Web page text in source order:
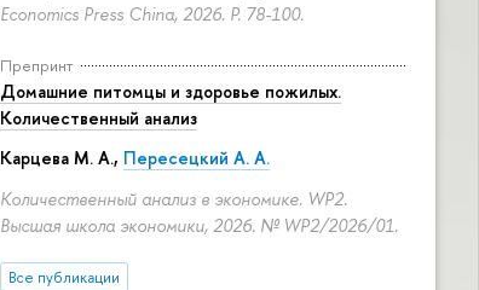
Economics Press China, 2026. P. 78-100.
Препринт
Домашние питомцы и здоровье пожилых.
Количественный анализ
Карцева М. А., Пересецкий А. А.
Количественный анализ в экономике. WP2.
Высшая школа экономики, 2026. № WP2/2026/01.
Все публикации